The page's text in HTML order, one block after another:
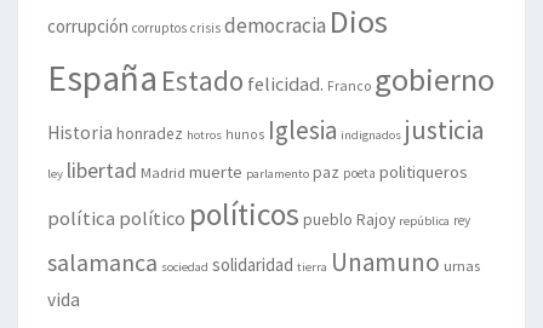
corrupción corruptos crisis democracia Dios
España Estado felicidad. Franco gobierno
Historia honradez hotros hunos Iglesia indignados justicia
ley libertad Madrid muerte parlamento paz poeta politiqueros
política político políticos pueblo Rajoy república rey
salamanca sociedad solidaridad tierra Unamuno urnas
vida